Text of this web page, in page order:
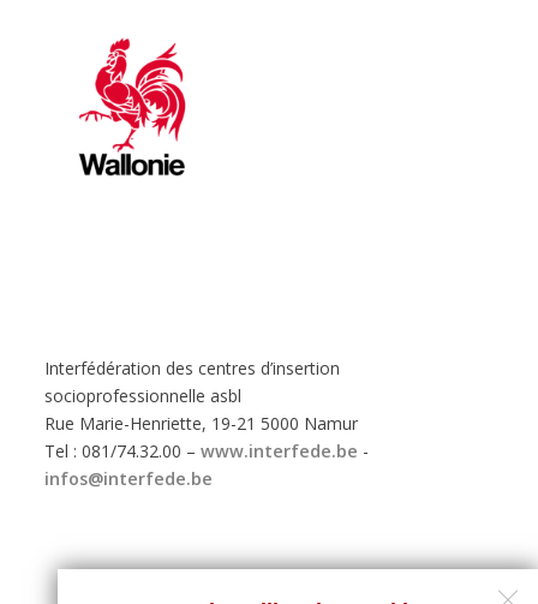
Interfédération des centres d’insertion
socioprofessionnelle asbl
Rue Marie-Henriette, 19-21 5000 Namur
Tel : 081/74.32.00 –www.interfede.be -
infos@interfede.be